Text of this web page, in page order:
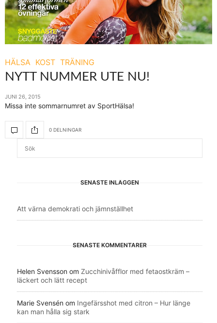
HÄLSA KOST TRÄNING
NYTT NUMMER UTE NU!
JUNI 26, 2015
Missa inte sommarnumret av SportHälsa!
0 DELNINGAR
SENASTE INLÄGGEN
Att värna demokrati och jämnställhet
SENASTE KOMMENTARER
Helen Svensson om Zucchinivåfflor med fetaostkräm –
läckert och lätt recept
Marie Svensén om Ingefärsshot med citron – Hur länge
kan man hålla sig stark